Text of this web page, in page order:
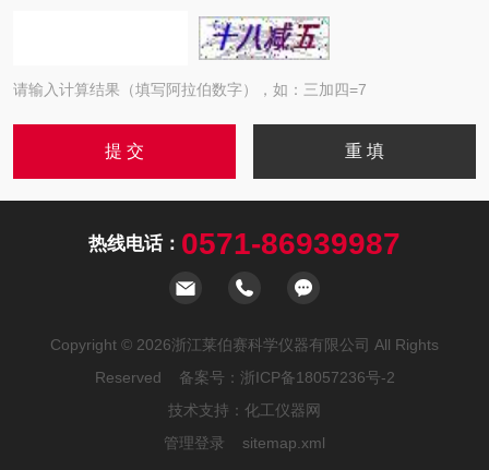
请输入计算结果（填写阿拉伯数字），如：三加四=7
热线电话： 0571-86939987
Copyright © 2026浙江莱伯赛科学仪器有限公司 All Rights
Reserved 备案号： 浙ICP备18057236号-2
技术支持： 化工仪器网
管理登录
sitemap.xml